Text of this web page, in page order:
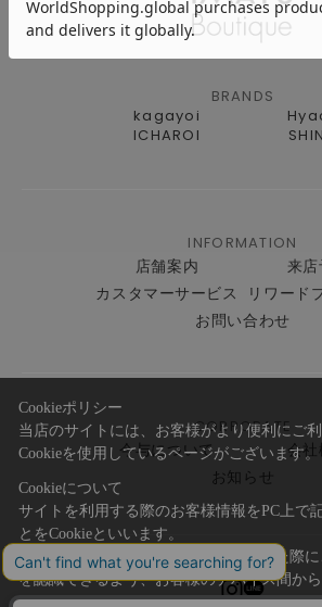
BRANDS
kagayoi
ICHAROI
INFORMATION
店舗案内
来店
カスタマーサービス
リワード
お問い合わせ
CORPORATE
今与について
会社
お知らせ
Cookieポリシー
当店のサイトには、お客様がより便利にご利
Cookieを使用しているページがございます。
Cookieについて
サイトを利用する際のお客様情報をPC上で
とをCookieといいます。
Cookieはお客様がサイトを再訪問された際
を認識できるよう、お客様のデバイス間か
れます。